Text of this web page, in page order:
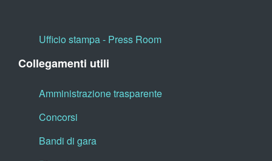
Ufficio stampa - Press Room
Collegamenti utili
Amministrazione trasparente
Concorsi
Bandi di gara